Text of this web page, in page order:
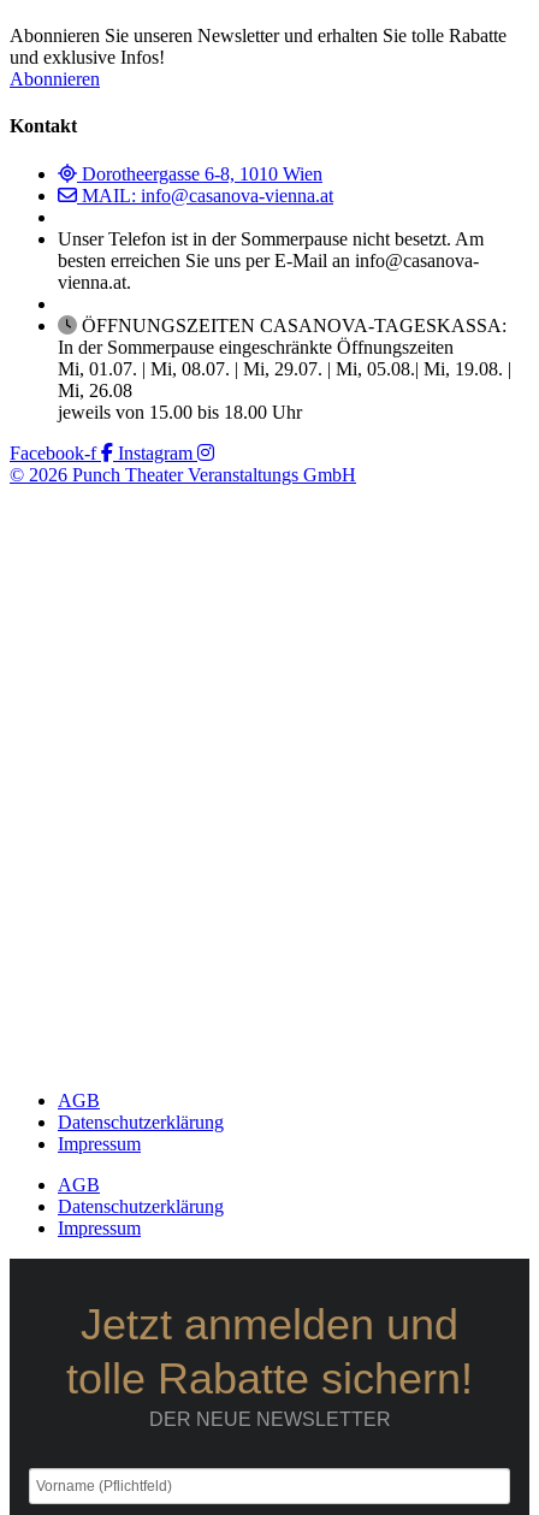
Abonnieren Sie unseren Newsletter und erhalten Sie tolle Rabatte
und exklusive Infos!
Abonnieren
Kontakt
Dorotheergasse 6-8, 1010 Wien
MAIL: info@casanova-vienna.at
Unser Telefon ist in der Sommerpause nicht besetzt. Am
besten erreichen Sie uns per E-Mail an info@casanova-
vienna.at.
ÖFFNUNGSZEITEN CASANOVA-TAGESKASSA:
In der Sommerpause eingeschränkte Öffnungszeiten
Mi, 01.07. | Mi, 08.07. | Mi, 29.07. | Mi, 05.08.| Mi, 19.08. |
Mi, 26.08
jeweils von 15.00 bis 18.00 Uhr
Facebook-f
Instagram
© 2026 Punch Theater Veranstaltungs GmbH
AGB
Datenschutzerklärung
Impressum
AGB
Datenschutzerklärung
Impressum
Jetzt anmelden und
tolle Rabatte sichern!
DER NEUE NEWSLETTER